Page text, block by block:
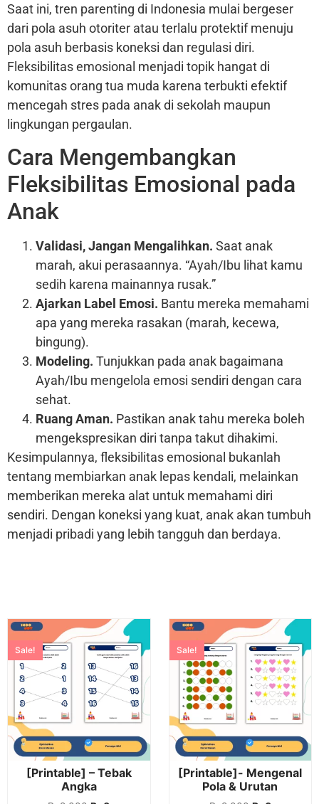
Saat ini, tren parenting di Indonesia mulai bergeser
dari pola asuh otoriter atau terlalu protektif menuju
pola asuh berbasis koneksi dan regulasi diri.
Fleksibilitas emosional menjadi topik hangat di
komunitas orang tua muda karena terbukti efektif
mencegah stres pada anak di sekolah maupun
lingkungan pergaulan.
Cara Mengembangkan
Fleksibilitas Emosional pada
Anak
Validasi, Jangan Mengalihkan. Saat anak
marah, akui perasaannya. “Ayah/Ibu lihat kamu
sedih karena mainannya rusak.”
Ajarkan Label Emosi. Bantu mereka memahami
apa yang mereka rasakan (marah, kecewa,
bingung).
Modeling. Tunjukkan pada anak bagaimana
Ayah/Ibu mengelola emosi sendiri dengan cara
sehat.
Ruang Aman. Pastikan anak tahu mereka boleh
mengekspresikan diri tanpa takut dihakimi.
Kesimpulannya, fleksibilitas emosional bukanlah
tentang membiarkan anak lepas kendali, melainkan
memberikan mereka alat untuk memahami diri
sendiri. Dengan koneksi yang kuat, anak akan tumbuh
menjadi pribadi yang lebih tangguh dan berdaya.
Sale!
[Printable] – Tebak
Angka
Sale!
[Printable]- Mengenal
Pola & Urutan